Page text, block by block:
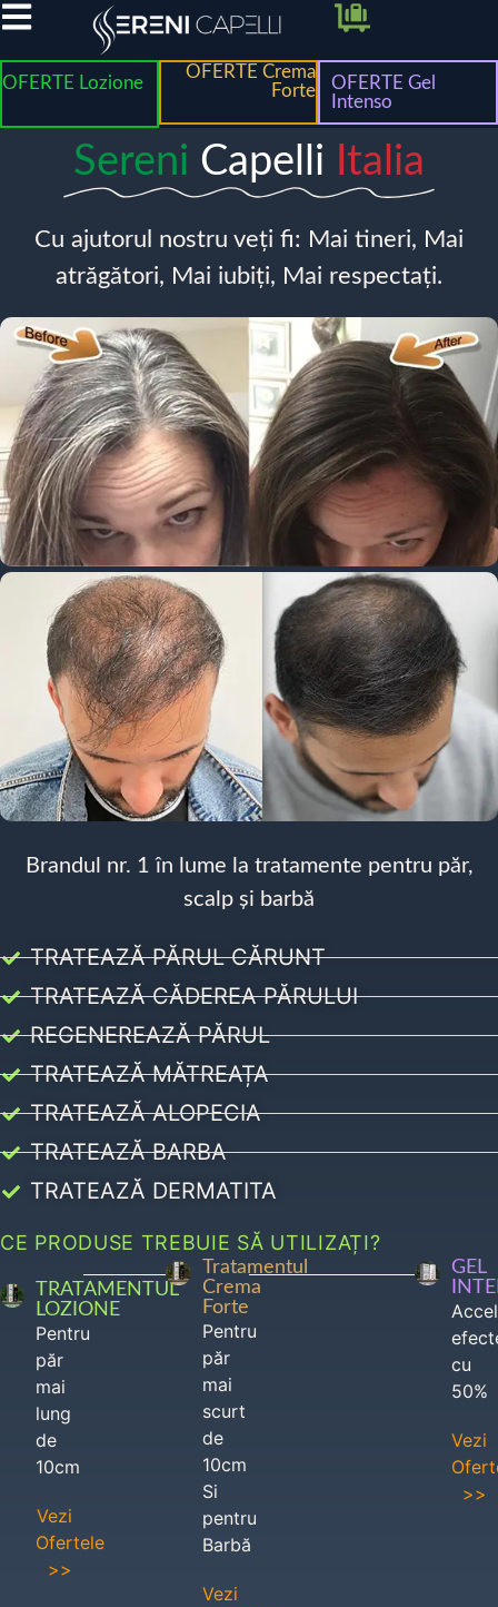
OFERTE Lozione
OFERTE Crema
Forte
OFERTE Gel
Intenso
Sereni Capelli Italia
Cu ajutorul nostru veți fi: Mai tineri, Mai
atrăgători, Mai iubiți, Mai respectați.
Brandul nr. 1 în lume la tratamente pentru păr,
scalp și barbă
TRATEAZĂ PĂRUL CĂRUNT
TRATEAZĂ CĂDEREA PĂRULUI
REGENEREAZĂ PĂRUL
TRATEAZĂ MĂTREAȚA
TRATEAZĂ ALOPECIA
TRATEAZĂ BARBA
TRATEAZĂ DERMATITA
CE PRODUSE TREBUIE SĂ UTILIZAȚI?
TRATAMENTUL
LOZIONE
Pentru
păr
mai
lung
de
10cm
Vezi
Ofertele
>>
Tratamentul
Crema
Forte
Pentru
păr
mai
scurt
de
10cm
Si
pentru
Barbă
Vezi
GEL
cu
50%
Vezi
>>